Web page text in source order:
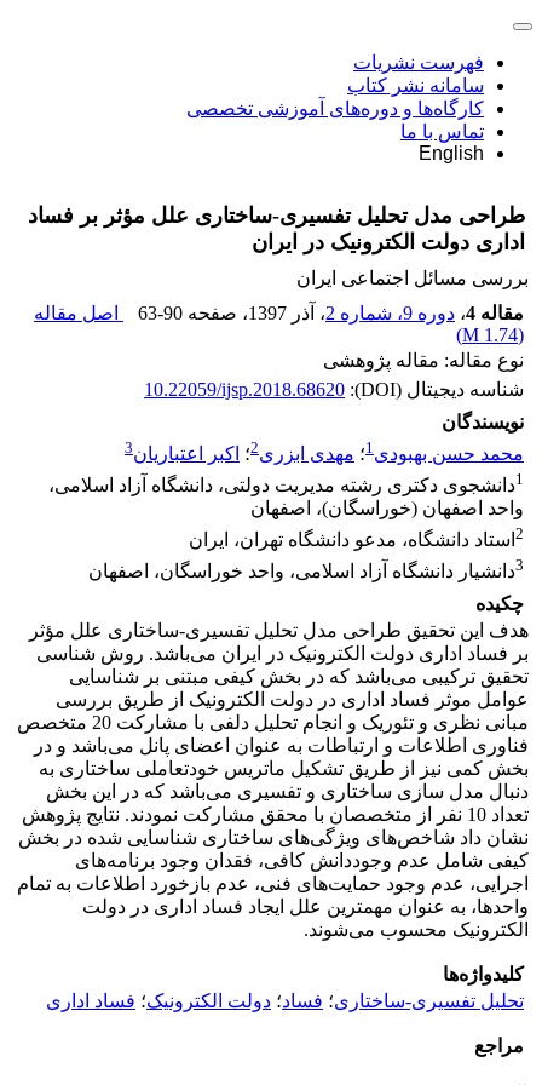
فهرست نشریات
سامانه نشر کتاب
کارگاه‌ها و دوره‌های آموزشی تخصصی
تماس با ما
English
طراحی مدل تحلیل تفسیری-ساختاری علل مؤثر بر فساد
اداری دولت الکترونیک در ایران
بررسی مسائل اجتماعی ایران
مقاله 4
، دوره 9، شماره 2 ، آذر 1397 ، صفحه 63-90
اصل مقاله
(
1.74 M
)
نوع مقاله: مقاله پژوهشی
شناسه دیجیتال (DOI):
10.22059/ijsp.2018.68620
نویسندگان
محمد حسن بهبودی1؛ مهدی ابزری2؛ اکبر اعتباریان3
1دانشجوی دکتری رشته مدیریت دولتی، دانشگاه آزاد اسلامی،
واحد اصفهان (خوراسگان)، اصفهان
2 استاد دانشگاه، مدعو دانشگاه تهران، ایران
3دانشیار دانشگاه آزاد اسلامی، واحد خوراسگان، اصفهان
چکیده
هدف این تحقیق طراحی مدل تحلیل تفسیری-ساختاری علل مؤثر
بر فساد اداری دولت الکترونیک در ایران می‌باشد. روش شناسی
تحقیق ترکیبی می‌باشد که در بخش کیفی مبتنی بر شناسایی
عوامل موثر فساد اداری در دولت الکترونیک از طریق بررسی
مبانی نظری و تئوریک و انجام تحلیل دلفی با مشارکت 20 متخصص
فناوری اطلاعات و ارتباطات به عنوان اعضای پانل می‌باشد و در
بخش کمی نیز از طریق تشکیل ماتریس خودتعاملی ساختاری به
دنبال مدل سازی ساختاری و تفسیری می‌باشد که در این بخش
تعداد 10 نفر از متخصصان با محقق مشارکت نمودند. نتایج پژوهش
نشان داد شاخص‌های ویژگی‌های ساختاری شناسایی شده در بخش
کیفی شامل عدم وجوددانش کافی، فقدان وجود برنامه‌های
اجرایی، عدم وجود حمایت‌های فنی، عدم بازخورد اطلاعات به تمام
واحدها، به عنوان مهمترین علل ایجاد فساد اداری در دولت
الکترونیک محسوب می‌شوند.
کلیدواژه‌ها
تحلیل تفسیری-ساختاری؛ فساد؛ دولت الکترونیک؛ فساد اداری
مراجع